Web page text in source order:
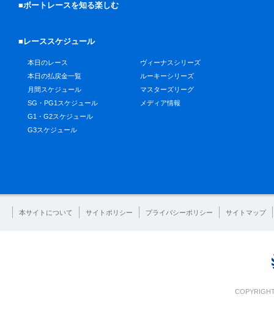
■ボートレースを知る楽しむ
■レーススケジュール
本日のレース
本日の払戻金一覧
月間スケジュール
SG・PG1スケジュール
G1・G2スケジュール
G3スケジュール
ヴィーナスシリーズ
ルーキーシリーズ
マスターズリーグ
メディア情報
本サイトについて サイトポリシー プライバシーポリシー サイトマップ